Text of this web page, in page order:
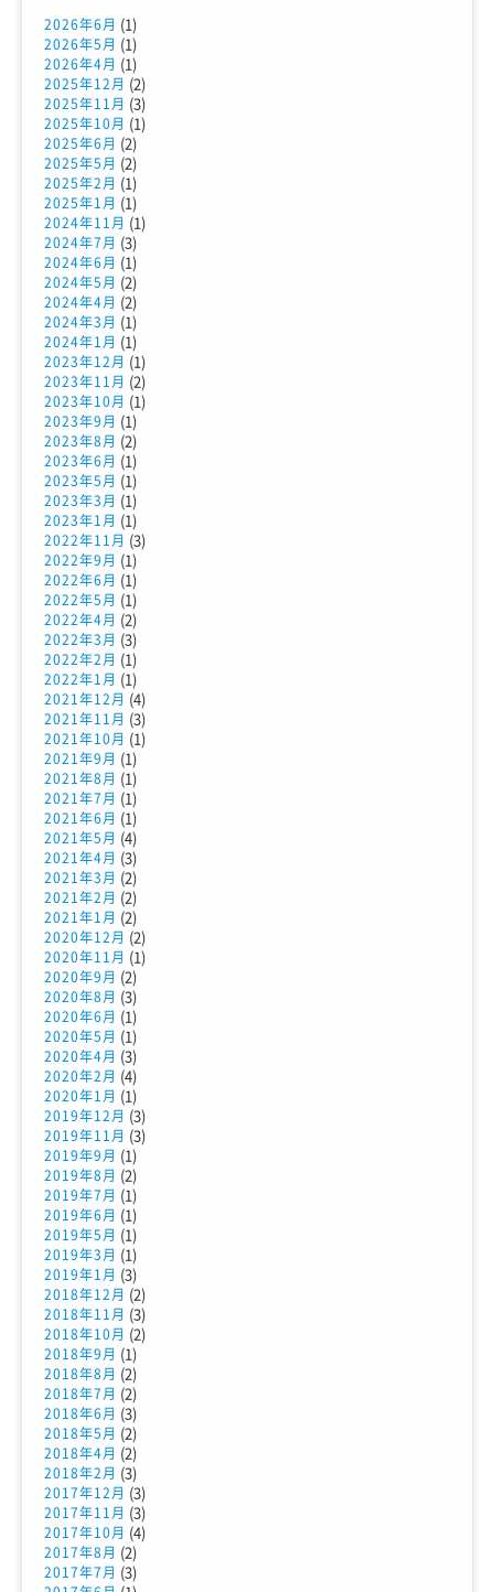
2026年6月 (1)
2026年5月 (1)
2026年4月 (1)
2025年12月 (2)
2025年11月 (3)
2025年10月 (1)
2025年6月 (2)
2025年5月 (2)
2025年2月 (1)
2025年1月 (1)
2024年11月 (1)
2024年7月 (3)
2024年6月 (1)
2024年5月 (2)
2024年4月 (2)
2024年3月 (1)
2024年1月 (1)
2023年12月 (1)
2023年11月 (2)
2023年10月 (1)
2023年9月 (1)
2023年8月 (2)
2023年6月 (1)
2023年5月 (1)
2023年3月 (1)
2023年1月 (1)
2022年11月 (3)
2022年9月 (1)
2022年6月 (1)
2022年5月 (1)
2022年4月 (2)
2022年3月 (3)
2022年2月 (1)
2022年1月 (1)
2021年12月 (4)
2021年11月 (3)
2021年10月 (1)
2021年9月 (1)
2021年8月 (1)
2021年7月 (1)
2021年6月 (1)
2021年5月 (4)
2021年4月 (3)
2021年3月 (2)
2021年2月 (2)
2021年1月 (2)
2020年12月 (2)
2020年11月 (1)
2020年9月 (2)
2020年8月 (3)
2020年6月 (1)
2020年5月 (1)
2020年4月 (3)
2020年2月 (4)
2020年1月 (1)
2019年12月 (3)
2019年11月 (3)
2019年9月 (1)
2019年8月 (2)
2019年7月 (1)
2019年6月 (1)
2019年5月 (1)
2019年3月 (1)
2019年1月 (3)
2018年12月 (2)
2018年11月 (3)
2018年10月 (2)
2018年9月 (1)
2018年8月 (2)
2018年7月 (2)
2018年6月 (3)
2018年5月 (2)
2018年4月 (2)
2018年2月 (3)
2017年12月 (3)
2017年11月 (3)
2017年10月 (4)
2017年8月 (2)
2017年7月 (3)